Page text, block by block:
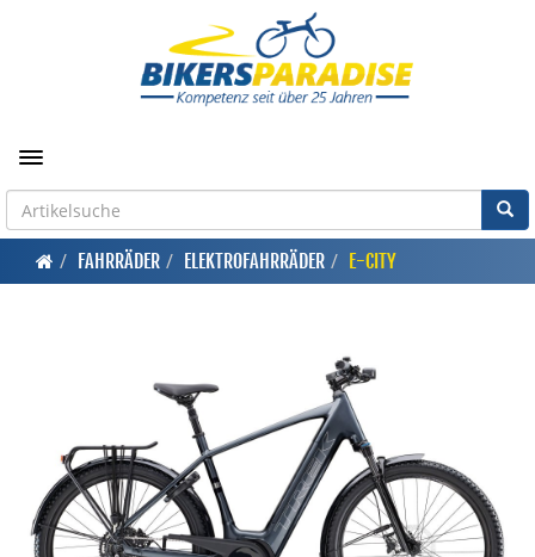
Toggle navigation
FAHRRÄDER ELEKTROFAHRRÄDER E-CITY